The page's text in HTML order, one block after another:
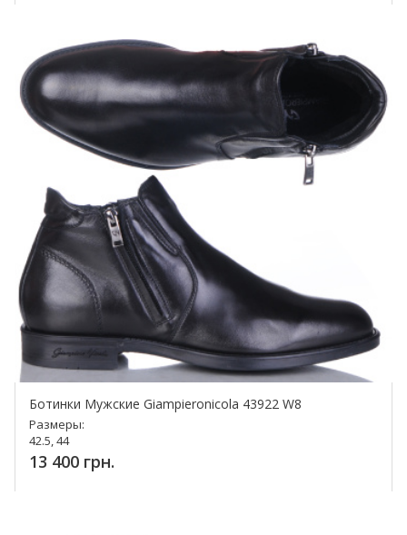
Ботинки Мужские Giampieronicola 43922 W8
Размеры:
42.5, 44
13 400 грн.